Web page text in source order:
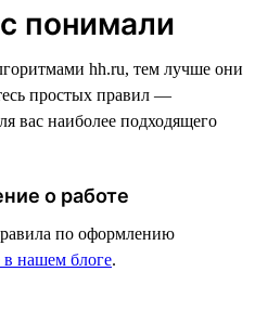
понимали
hh.ru, тем лучше они
простых правил —
вас наиболее подходящего
о работе
по оформлению
в нашем блоге.